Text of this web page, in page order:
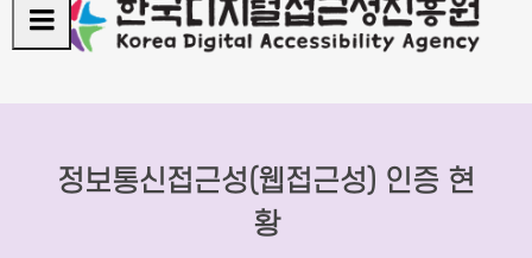
정보통신접근성(웹접근성) 인증 현
황